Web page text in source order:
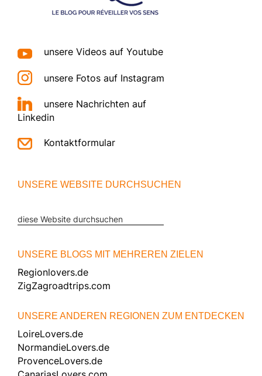
unsere Videos auf Youtube
unsere Fotos auf Instagram
unsere Nachrichten auf
Linkedin
Kontaktformular
UNSERE WEBSITE DURCHSUCHEN
diese
UNSERE BLOGS MIT MEHREREN ZIELEN
Regionlovers.de
ZigZagroadtrips.com
UNSERE ANDEREN REGIONEN ZUM ENTDECKEN
LoireLovers.de
NormandieLovers.de
ProvenceLovers.de